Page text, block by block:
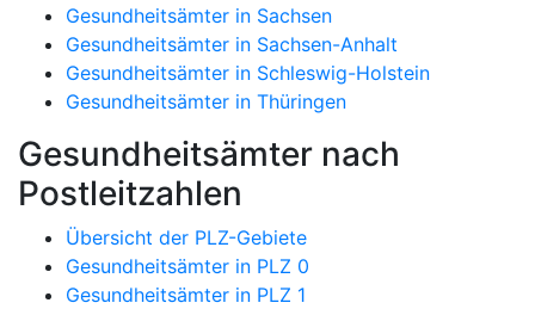
Gesundheitsämter in Sachsen
Gesundheitsämter in Sachsen-Anhalt
Gesundheitsämter in Schleswig-Holstein
Gesundheitsämter in Thüringen
Gesundheitsämter nach
Postleitzahlen
Übersicht der PLZ-Gebiete
Gesundheitsämter in PLZ 0
Gesundheitsämter in PLZ 1